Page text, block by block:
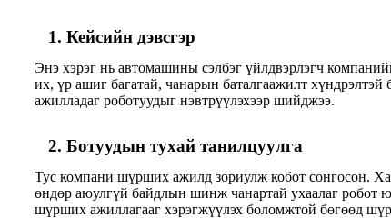
1. Кейсийн дэвсгэр
Энэ хэрэг нь автомашины сэлбэг үйлдвэрлэгч
их, үр ашиг багатай, чанарын баталгаажилт
ажилладаг роботуудыг нэвтрүүлэхээр шийджээ.
2. Ботуудын тухай танилцуулга
Тус компани шүрших ажилд зориулж кобот сонгосон.
өндөр аюулгүй байдлын шинж чанартай ухаалаг робот
шүрших ажиллагааг хэрэгжүүлэх боломжтой бөгөөд